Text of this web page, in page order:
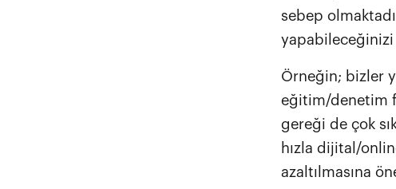
sebep
yapabileceğinizi
Örneğin; bizler
eğitim/denetim
gereği de çok
hızla dijital/
azaltılmasına